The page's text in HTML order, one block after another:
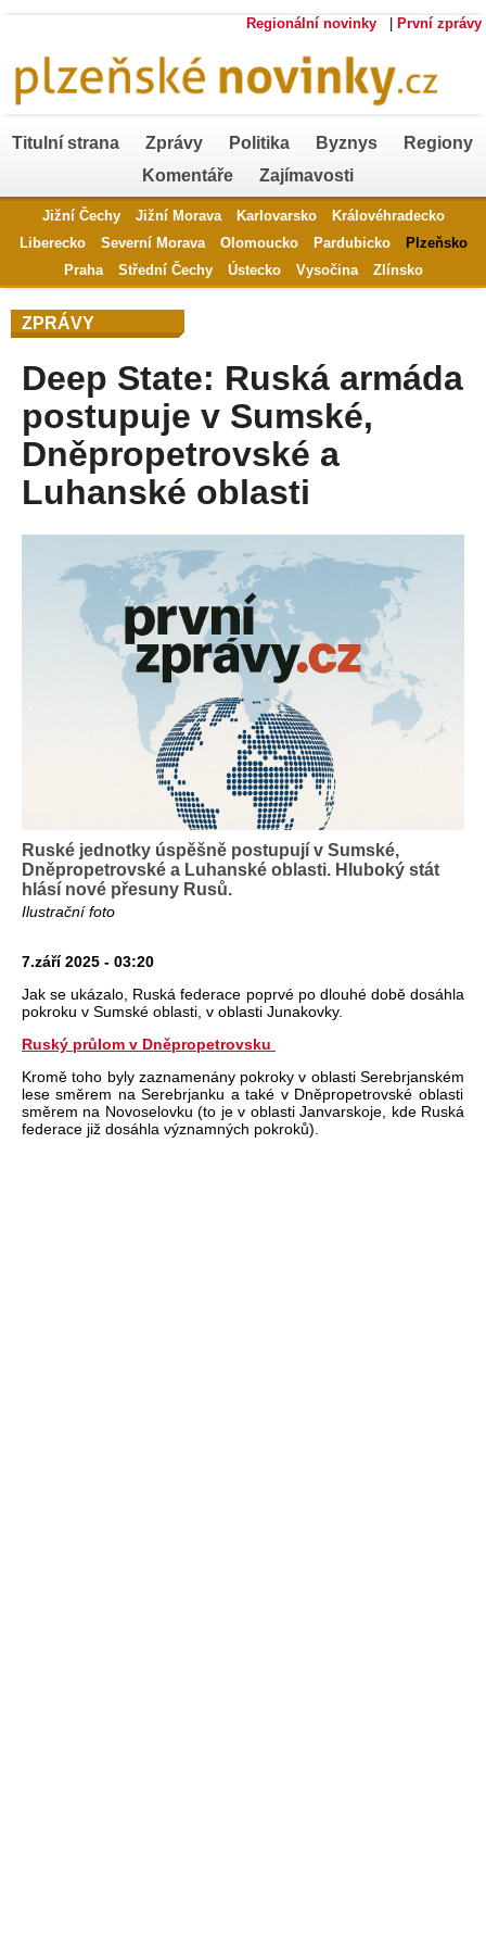
Regionální novinky První zprávy
Titulní strana Zprávy Politika Byznys
Regiony
Komentáře
Zajímavosti
Jižní Čechy Jižní Morava Karlovarsko
Královéhradecko
Liberecko
Severní Morava Olomoucko Pardubicko
Plzeňsko
Praha
Střední Čechy Ústecko Vysočina Zlínsko
ZPRÁVY
Deep State: Ruská armáda
postupuje v Sumské,
Dněpropetrovské a
Luhanské oblasti
Ruské jednotky úspěšně postupují v Sumské,
Dněpropetrovské a Luhanské oblasti. Hluboký stát
hlásí nové přesuny Rusů.
Ilustrační foto
7.září 2025 - 03:20
Jak se ukázalo, Ruská federace poprvé po dlouhé době dosáhla
pokroku v Sumské oblasti, v oblasti Junakovky.
Ruský průlom v Dněpropetrovsku
Kromě toho byly zaznamenány pokroky v oblastiSerebrjanském
lese směrem naSerebrjanku a také v Dněpropetrovské oblasti
směrem na Novoselovku (to je v oblastiJanvarskoje, kde Ruská
federace již dosáhla významných pokroků).